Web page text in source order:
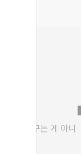
는 건 꾸는 게 아니